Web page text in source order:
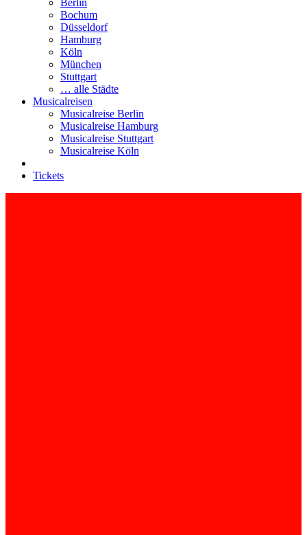
Berlin
Bochum
Düsseldorf
Hamburg
Köln
München
Stuttgart
… alle Städte
Musicalreisen
Musicalreise Berlin
Musicalreise Hamburg
Musicalreise Stuttgart
Musicalreise Köln
Tickets